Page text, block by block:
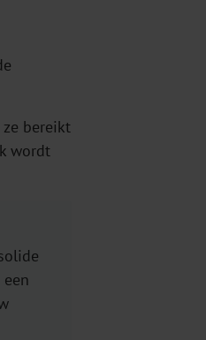
ze bereikt
wordt